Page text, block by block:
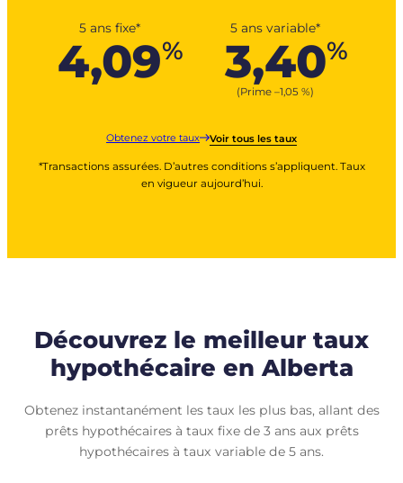
5 ans fixe*
4,09%
5 ans variable*
3,40%
(Prime –1,05 %)
Obtenez votre taux Voir tous les taux
*Transactions assurées. D’autres conditions s’appliquent. Taux
en vigueur aujourd’hui.
Découvrez le meilleur taux
hypothécaire en Alberta
Obtenez instantanément les taux les plus bas, allant des
prêts hypothécaires à taux fixe de 3 ans aux prêts
hypothécaires à taux variable de 5 ans.